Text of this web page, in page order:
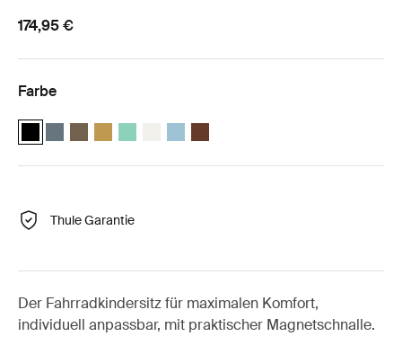
174,95 €
Farbe
Thule Yepp Nexxt 2 Mitternachtsschwarz (selected)
Thule Yepp Nexxt 2 dunkler Schiefer
Thule Yepp Nexxt 2 Dunkles Kaki
Thule Yepp Nexxt 2 Poliertes Gelb
Thule Yepp Nexxt 2 Maxi Mint Green
Thule Yepp Nexxt 2 Maxi Snow White
Thule Yepp Nexxt 2 Maxi Aquamarin
Thule Yepp Nexxt 2 Maxi Chocolate
Thule Garantie
Der Fahrradkindersitz für maximalen Komfort,
individuell anpassbar, mit praktischer Magnetschnalle.